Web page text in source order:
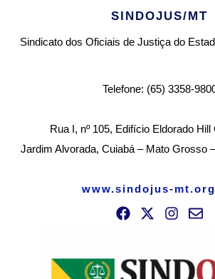
SINDOJUS/MT
Sindicato dos Oficiais de Justiça do
Telefone: (65) 3358-
Rua I, nº 105, Edifício Eldorado
Jardim Alvorada, Cuiabá – Mato Grosso
www.sindojus-